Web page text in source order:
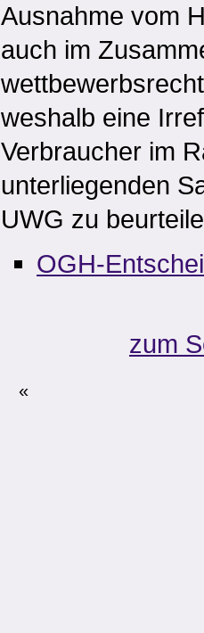
Ausnahme vom
auch im
weshalb eine
Verbraucher im
unterliegenden
UWG zu
OGH-
zum
«